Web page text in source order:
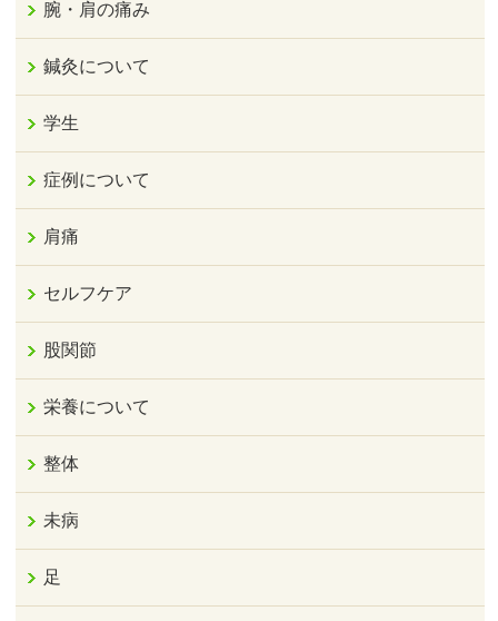
腕・肩の痛み
鍼灸について
学生
症例について
肩痛
セルフケア
股関節
栄養について
整体
未病
足